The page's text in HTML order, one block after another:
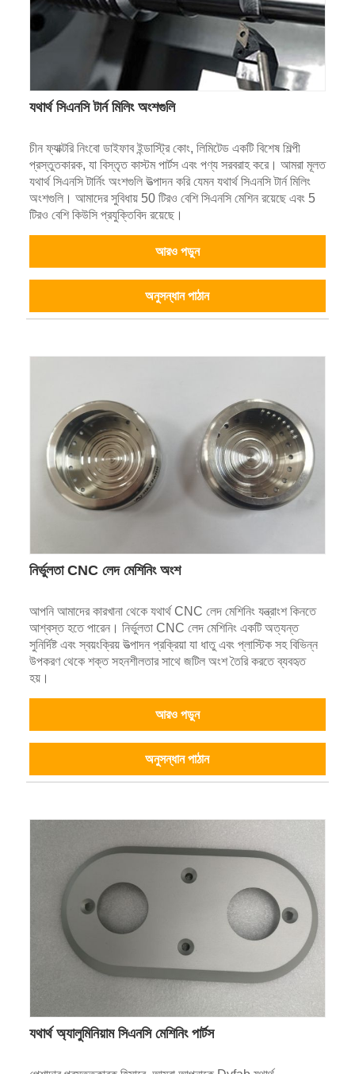
যথার্থ সিএনসি টার্ন মিলিং অংশগুলি
চীন ফ্যাক্টরি নিংবো ডাইফাব ইন্ডাস্ট্রি কোং, লিমিটেড একটি বিশেষ শিল্পী
প্রস্তুতকারক, যা বিস্তৃত কাস্টম পার্টস এবং পণ্য সরবরাহ করে। আমরা মূলত
যথার্থ সিএনসি টার্নিং অংশগুলি উত্পাদন করি যেমন যথার্থ সিএনসি টার্ন মিলিং
অংশগুলি। আমাদের সুবিধায় 50 টিরও বেশি সিএনসি মেশিন রয়েছে এবং 5
টিরও বেশি কিউসি প্রযুক্তিবিদ রয়েছে।
আরও পড়ুন
অনুসন্ধান পাঠান
নির্ভুলতা CNC লেদ মেশিনিং অংশ
আপনি আমাদের কারখানা থেকে যথার্থ CNC লেদ মেশিনিং যন্ত্রাংশ কিনতে
আশ্বস্ত হতে পারেন। নির্ভুলতা CNC লেদ মেশিনিং একটি অত্যন্ত
সুনির্দিষ্ট এবং স্বয়ংক্রিয় উত্পাদন প্রক্রিয়া যা ধাতু এবং প্লাস্টিক সহ বিভিন্ন
উপকরণ থেকে শক্ত সহনশীলতার সাথে জটিল অংশ তৈরি করতে ব্যবহৃত
হয়।
আরও পড়ুন
অনুসন্ধান পাঠান
যথার্থ অ্যালুমিনিয়াম সিএনসি মেশিনিং পার্টস